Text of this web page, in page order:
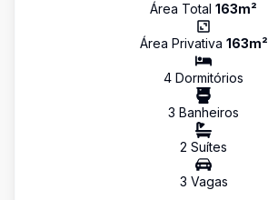
Área Total 163m²
Área Privativa 163m²
4 Dormitórios
3 Banheiros
2 Suítes
3 Vagas